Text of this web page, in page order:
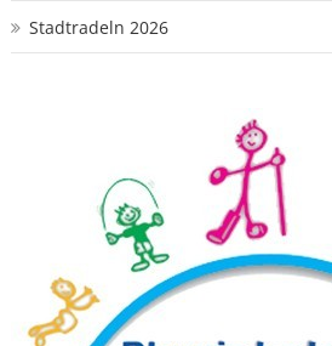
Stadtradeln 2026